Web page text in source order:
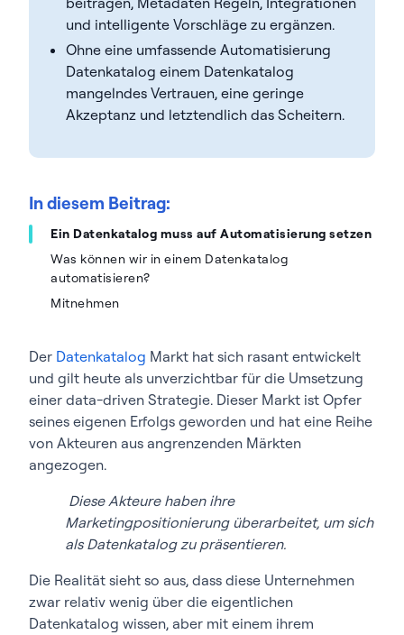
und intelligente Vorschläge zu ergänzen.
Ohne eine umfassende Automatisierung
Datenkatalog einem Datenkatalog
mangelndes Vertrauen, eine geringe
Akzeptanz und letztendlich das Scheitern.
In diesem Beitrag:
Ein Datenkatalog muss auf Automatisierung setzen
Was können wir in einem Datenkatalog
automatisieren?
Mitnehmen
Der Datenkatalog Markt hat sich rasant entwickelt
und gilt heute als unverzichtbar für die Umsetzung
einer data-driven Strategie. Dieser Markt ist Opfer
seines eigenen Erfolgs geworden und hat eine Reihe
von Akteuren aus angrenzenden Märkten
angezogen.
Diese Akteure haben ihre
Marketingpositionierung überarbeitet, um sich
als Datenkatalog zu präsentieren.
Die Realität sieht so aus, dass diese Unternehmen
zwar relativ wenig über die eigentlichen
Datenkatalog wissen, aber mit einem ihrem